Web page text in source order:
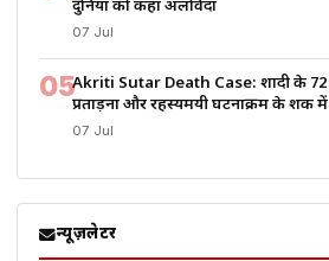
दुनिया को कहा अलविदा
07 Jul
05Akriti Sutar Death Case: शादी के 72
प्रताड़ना और रहस्यमयी घटनाक्रम के शक में
07 Jul
न्यूज़लेटर